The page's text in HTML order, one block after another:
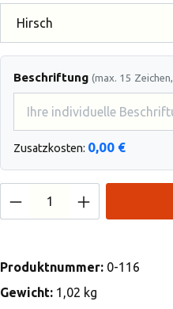
Beschriftung (max. 15
Zusatzkosten: 0,00 €
Produkt Anzahl:
Produktnummer: 0-116
Gewicht: 1,02 kg